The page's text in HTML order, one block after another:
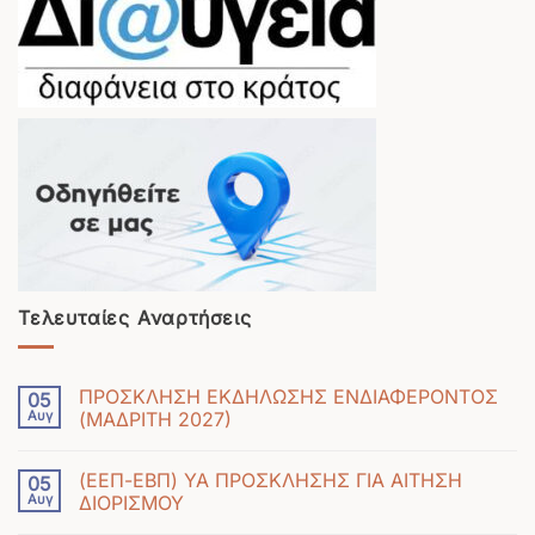
Τελευταίες Αναρτήσεις
05
Αυγ
ΠΡΟΣΚΛΗΣΗ ΕΚΔΗΛΩΣΗΣ ΕΝΔΙΑΦΕΡΟΝΤΟΣ
(ΜΑΔΡΙΤΗ 2027)
υπάρχουν
σχόλια
στο
05
Αυγ
(ΕΕΠ-ΕΒΠ) ΥΑ ΠΡΟΣΚΛΗΣΗΣ ΓΙΑ ΑΙΤΗΣΗ
ΔΙΟΡΙΣΜΟΥ